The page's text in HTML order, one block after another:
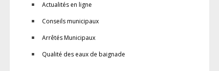
Actualités en ligne
Conseils municipaux
Arrêtés Municipaux
Qualité des eaux de baignade